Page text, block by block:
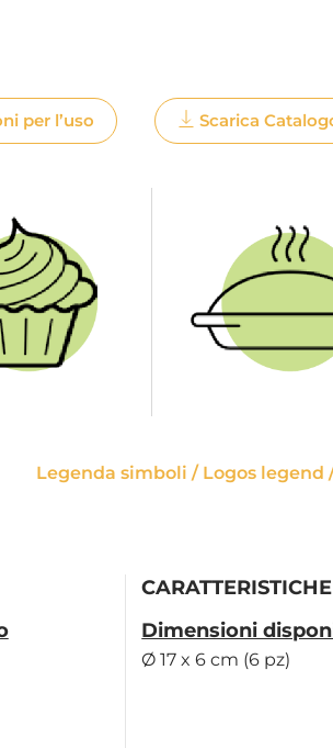
per l’uso Scarica
Legenda simboli / Logos legend
CARATTERISTICHE
Dimensioni
Ø 17 x 6 cm (6 pz)